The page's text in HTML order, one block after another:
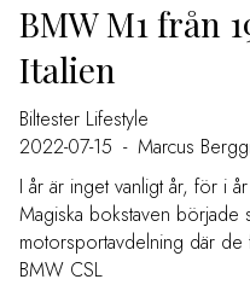
BMW M1 från
Italien
Biltester Lifestyle
2022-07-15 - Marcus
I år är inget vanligt år, för i
Magiska bokstaven började
motorsportavdelning där de
BMW CSL